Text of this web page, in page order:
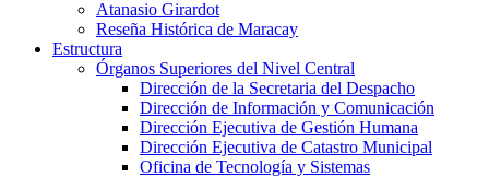
Atanasio Girardot
Reseña Histórica de Maracay
Estructura
Órganos Superiores del Nivel Central
Dirección de la Secretaria del Despacho
Dirección de Información y Comunicación
Dirección Ejecutiva de Gestión Humana
Dirección Ejecutiva de Catastro Municipal
Oficina de Tecnología y Sistemas